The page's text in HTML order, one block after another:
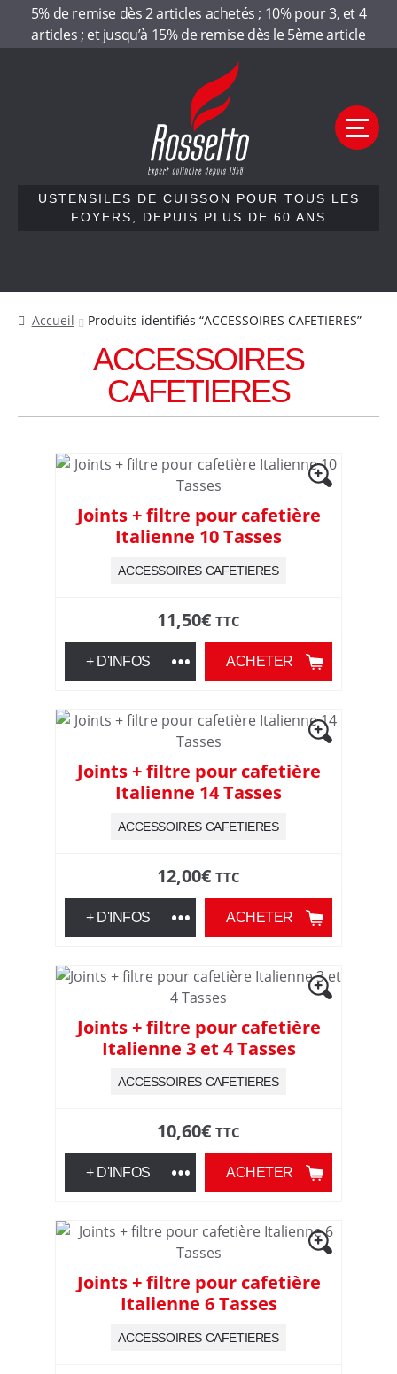
5% de remise dès 2 articles achetés ; 10% pour 3, et 4
articles ; et jusqu’à 15% de remise dès le 5ème article
Aller
à
la
navigation
Aller
au
contenu
o
s
s
t
t
o
,
u
s
t
n
s
i
l
e
d
e
c
u
i
s
o
n
p
o
USTENSILES DE CUISSON POUR TOUS LES
FOYERS, DEPUIS PLUS DE 60 ANS
M
u
Qui sommes-nous
Nos gammes
Contactez-nous
Accueil Produits identifiés “ACCESSOIRES CAFETIERES”
ACCESSOIRES
CAFETIERES
Joints + filtre pour cafetière
Italienne 10 Tasses
ACCESSOIRES CAFETIERES
11,50€ TTC
ACHETER
+ D'INFOS
Joints + filtre pour cafetière
Italienne 14 Tasses
ACCESSOIRES CAFETIERES
12,00€ TTC
ACHETER
+ D'INFOS
Joints + filtre pour cafetière
Italienne 3 et 4 Tasses
ACCESSOIRES CAFETIERES
10,60€ TTC
ACHETER
+ D'INFOS
Joints + filtre pour cafetière
Italienne 6 Tasses
ACCESSOIRES CAFETIERES
Panneau de gestion des cookies